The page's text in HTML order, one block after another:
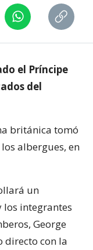
el Príncipe
del
británica tomó
albergues, en
un
los integrantes
George
directo con la